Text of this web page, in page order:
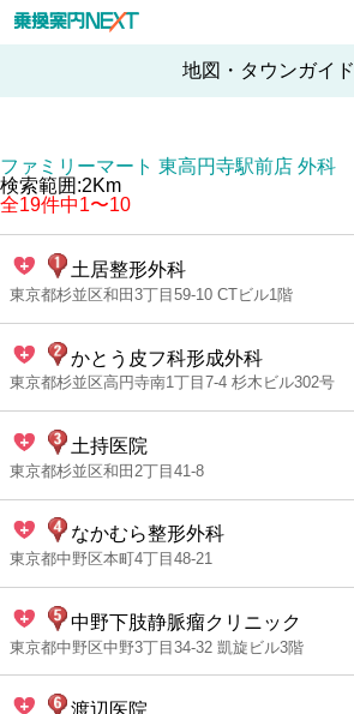
地図・タウンガイド
ファミリーマート 東高円寺駅前店 外科
検索範囲:2Km
全19件中1〜10
土居整形外科
東京都杉並区和田3丁目59-10 CTビル1階
かとう皮フ科形成外科
東京都杉並区高円寺南1丁目7-4 杉木ビル302号
土持医院
東京都杉並区和田2丁目41-8
なかむら整形外科
東京都中野区本町4丁目48-21
中野下肢静脈瘤クリニック
東京都中野区中野3丁目34-32 凱旋ビル3階
渡辺医院